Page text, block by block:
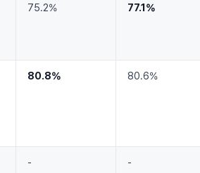
75.2% 77.1%
80.8% 80.6%
- -